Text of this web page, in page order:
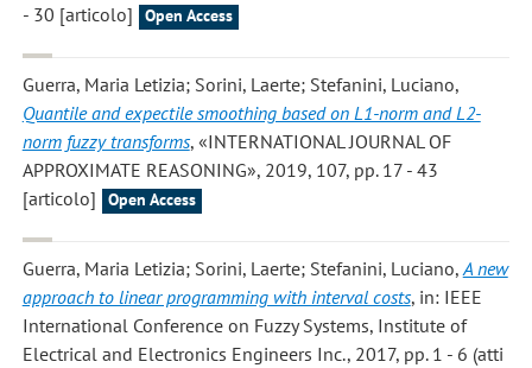
- 30 [articolo]
Open Access
Guerra, Maria Letizia; Sorini, Laerte; Stefanini, Luciano,
Quantile and expectile smoothing based on L1-norm and L2-
norm fuzzy transforms, «INTERNATIONAL JOURNAL OF
APPROXIMATE REASONING», 2019, 107, pp. 17 - 43
[articolo]
Open Access
Guerra, Maria Letizia; Sorini, Laerte; Stefanini, Luciano,A new
approach to linear programming with interval costs, in: IEEE
International Conference on Fuzzy Systems, Institute of
Electrical and Electronics Engineers Inc., 2017, pp. 1 - 6 (atti